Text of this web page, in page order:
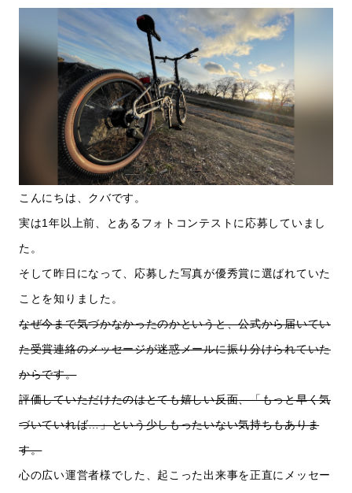
こんにちは、クバです。
実は1年以上前、とあるフォトコンテストに応募していまし
た。
そして昨日になって、応募した写真が優秀賞に選ばれていた
ことを知りました。
なぜ今まで気づかなかったのかというと、公式から届いてい
た受賞連絡のメッセージが迷惑メールに振り分けられていた
からです。
評価していただけたのはとても嬉しい反面、「もっと早く気
づいていれば…」という少しもったいない気持ちもありま
す。
心の広い運営者様でした、起こった出来事を正直にメッセー